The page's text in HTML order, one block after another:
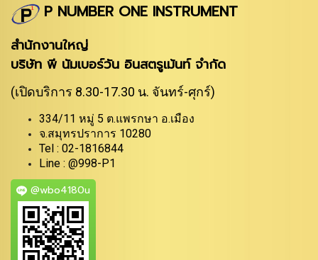
P NUMBER ONE INSTRUMENT
สำนักงานใหญ่
บริษัท พี นัมเบอร์วัน อินสตรูเม้นท์ จำกัด
(เปิดบริการ 8.30-17.30 น. จันทร์-ศุกร์)
334/11 หมู่ 5 ต.แพรกษา อ.เมือง
จ.สมุทรปราการ 10280
Tel : 02-1816844
Line : @998-P1
@wbo4180u